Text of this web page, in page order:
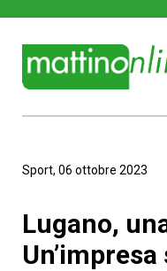
Sport, 06 ottobre 2023
Lugano,